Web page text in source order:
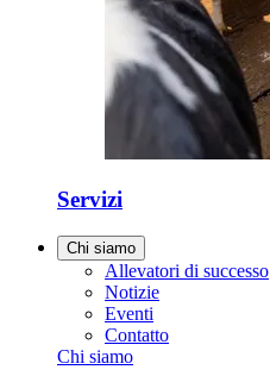
Servizi
Chi siamo
Allevatori di successo
Notizie
Eventi
Contatto
Chi siamo